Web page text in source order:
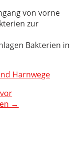
von vorne
zur
Bakterien in
Harnwege
→